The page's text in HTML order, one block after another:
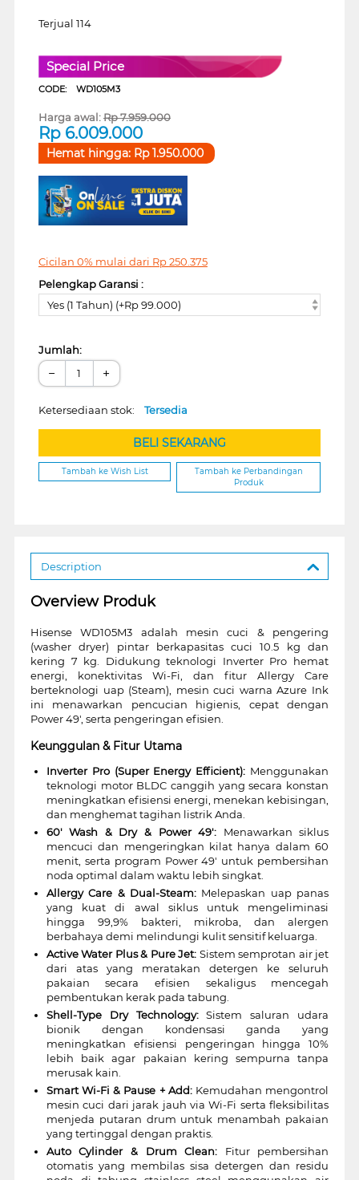
Terjual 114
Special Price
CODE: WD105M3
Harga awal:Rp7.959.000
Rp 6.009.000
Hemat hingga: Rp1.950.000
Cicilan 0% mulai dari Rp250.375
Pelengkap Garansi :
Yes (1 Tahun) (+Rp 99.000)
Jumlah:
− +
Ketersediaan stok: Tersedia
BELI SEKARANG
Tambah ke Wish List
Tambah ke Perbandingan
Produk
Description
Overview Produk
Hisense WD105M3 adalah mesin cuci & pengering
(washer dryer) pintar berkapasitas cuci 10.5 kg dan
kering 7 kg. Didukung teknologi Inverter Pro hemat
energi, konektivitas Wi-Fi, dan fitur Allergy Care
berteknologi uap (Steam), mesin cuci warna Azure Ink
ini menawarkan pencucian higienis, cepat dengan
Power 49', serta pengeringan efisien.
Keunggulan & Fitur Utama
Inverter Pro (Super Energy Efficient): Menggunakan
teknologi motor BLDC canggih yang secara konstan
meningkatkan efisiensi energi, menekan kebisingan,
dan menghemat tagihan listrik Anda.
60' Wash & Dry & Power 49': Menawarkan siklus
mencuci dan mengeringkan kilat hanya dalam 60
menit, serta program Power 49' untuk pembersihan
noda optimal dalam waktu lebih singkat.
Allergy Care & Dual-Steam: Melepaskan uap panas
yang kuat di awal siklus untuk mengeliminasi
hingga 99,9% bakteri, mikroba, dan alergen
berbahaya demi melindungi kulit sensitif keluarga.
Active Water Plus & Pure Jet: Sistem semprotan air jet
dari atas yang meratakan detergen ke seluruh
pakaian secara efisien sekaligus mencegah
pembentukan kerak pada tabung.
Shell-Type Dry Technology:Sistem saluran udara
bionik dengan kondensasi ganda yang
meningkatkan efisiensi pengeringan hingga 10%
lebih baik agar pakaian kering sempurna tanpa
merusak kain.
Smart Wi-Fi & Pause + Add:Kemudahan mengontrol
mesin cuci dari jarak jauh via Wi-Fi serta fleksibilitas
menjeda putaran drum untuk menambah pakaian
yang tertinggal dengan praktis.
Auto Cylinder & Drum Clean: Fitur pembersihan
otomatis yang membilas sisa detergen dan residu